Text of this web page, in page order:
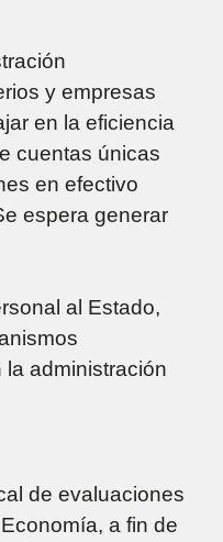
y empresas
en la eficiencia
cuentas únicas
en efectivo
espera generar
al Estado,
administración
de evaluaciones
a fin de